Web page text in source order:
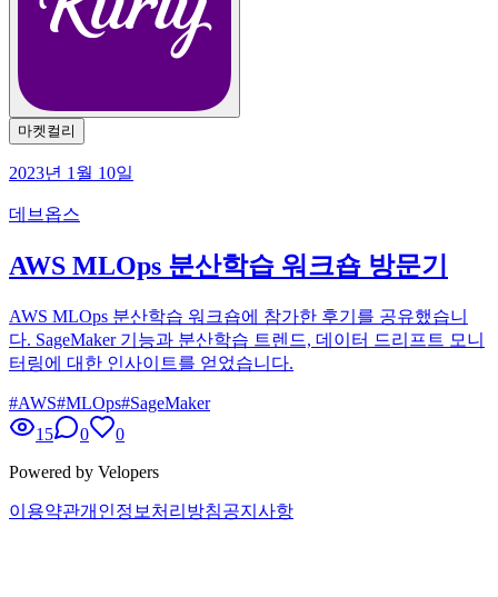
마켓컬리
2023년 1월 10일
데브옵스
AWS MLOps 분산학습 워크숍 방문기
AWS MLOps 분산학습 워크숍에 참가한 후기를 공유했습니
다. SageMaker 기능과 분산학습 트렌드, 데이터 드리프트 모니
터링에 대한 인사이트를 얻었습니다.
#AWS#MLOps#SageMaker
15
0
0
Powered by Velopers
이용약관개인정보처리방침공지사항